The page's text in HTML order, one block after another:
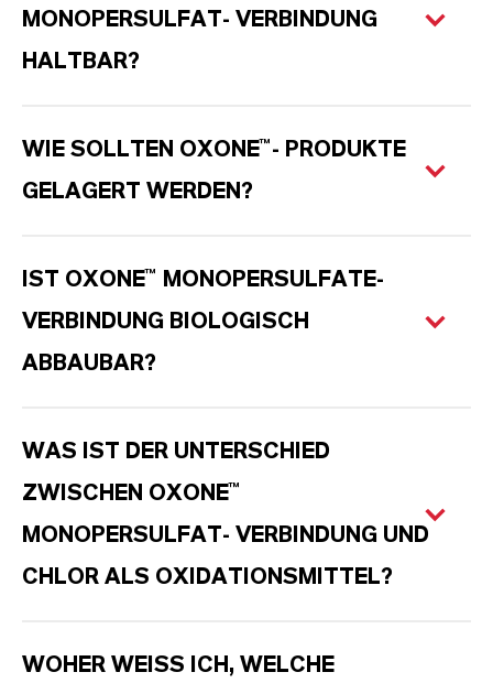
MONOPERSULFAT- VERBINDUNG
HALTBAR?
WIE SOLLTEN OXONE™- PRODUKTE
GELAGERT WERDEN?
IST OXONE™ MONOPERSULFATE-
VERBINDUNG BIOLOGISCH
ABBAUBAR?
WAS IST DER UNTERSCHIED
ZWISCHEN OXONE™
MONOPERSULFAT- VERBINDUNG UND
CHLOR ALS OXIDATIONSMITTEL?
WOHER WEISS ICH, WELCHE O